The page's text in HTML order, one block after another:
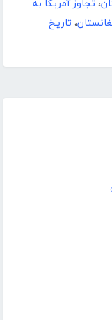
، تجاوز آمریکا به
، تاریخ